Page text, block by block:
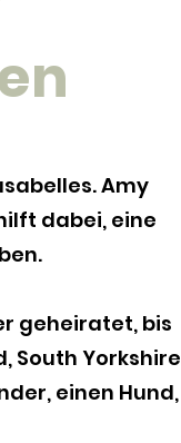
Amy
dabei, eine
geheiratet, bis
South
einen Hund,